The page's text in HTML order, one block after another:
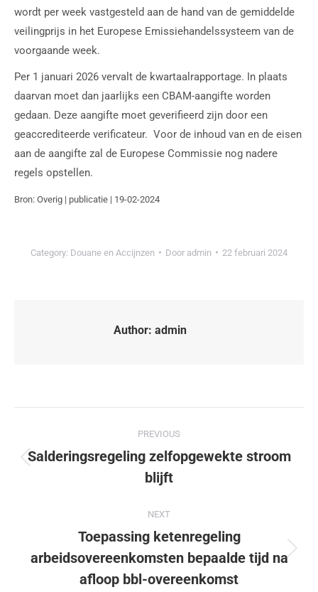
wordt per week vastgesteld aan de hand van de gemiddelde
veilingprijs in het Europese Emissiehandelssysteem van de
voorgaande week.
Per 1 januari 2026 vervalt de kwartaalrapportage. In plaats
daarvan moet dan jaarlijks een CBAM-aangifte worden
gedaan. Deze aangifte moet geverifieerd zijn door een
geaccrediteerde verificateur. Voor de inhoud van en de eisen
aan de aangifte zal de Europese Commissie nog nadere
regels opstellen.
Bron: Overig | publicatie | 19-02-2024
Category: Douane en Accijnzen Door admin 22 februari 2024
Author: admin
PREVIOUS
Salderingsregeling zelfopgewekte stroom
blijft
NEXT
Toepassing ketenregeling
arbeidsovereenkomsten bepaalde tijd na
afloop bbl-overeenkomst